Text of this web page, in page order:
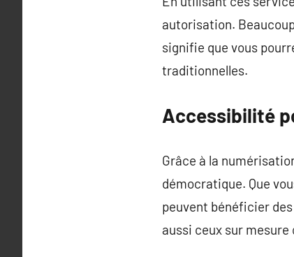
autorisation.
signifie que vous
traditionnelles.
Accessibilité
Grâce à la
démocratique. Que
peuvent bénéficier
aussi ceux sur mesure